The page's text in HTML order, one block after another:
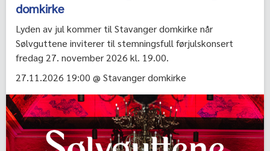
domkirke
Lyden av jul kommer til Stavanger domkirke når
Sølvguttene inviterer til stemningsfull førjulskonsert
fredag 27. november 2026 kl. 19.00.
27.11.2026 19:00 @ Stavanger domkirke